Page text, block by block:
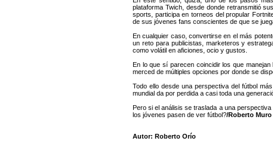
plataforma Twich, desde donde retransmitió
sports, participa en torneos del propular
de sus jóvenes fans conscientes de que se
En cualquier caso, convertirse en el más
un reto para publicistas, marketeros y
como volátil en aficiones, ocio y gustos.
En lo que sí parecen coincidir los que
merced de múltiples opciones por donde se
Todo ello desde una perspectiva del fútbol
mundial da por perdida a casi toda una
Pero si el análisis se traslada a una
los jóvenes pasen de ver fútbol?/Roberto Muro
Autor: Roberto Orío